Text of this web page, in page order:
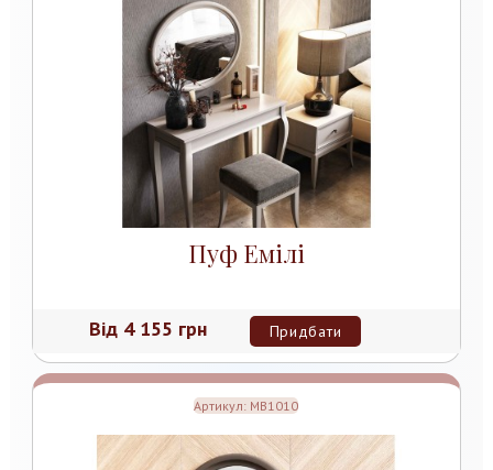
Пуф Емілі
Від 4 155 грн Придбати
Артикул: MB1010